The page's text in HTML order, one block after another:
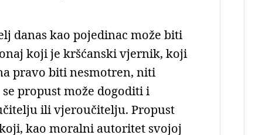
danas kao pojedinac može biti
koji je kršćanski vjernik, koji
pravo biti nesmotren, niti
propust može dogoditi i
ili vjeroučitelju. Propust
kao moralni autoritet svojoj